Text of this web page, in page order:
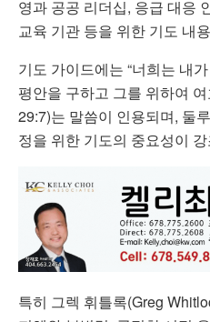
영과 공공 리더십, 응급 대응
교육 기관 등을 위한 기도 내
기도 가이드에는 “너희는 내
평안을 구하고 그를 위하여
29:7)는 말씀이 인용되며, 둘
정을 위한 기도의 중요성이
특히 그렉 휘틀록(Greg